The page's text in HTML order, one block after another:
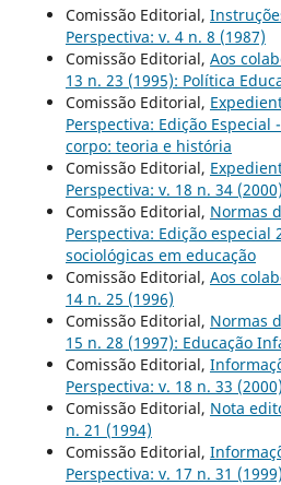
Comissão Editorial,
Perspectiva: v. 4 n. 8 (1987)
Comissão Editorial, Aos
13 n. 23 (1995): Política
Comissão Editorial,
Perspectiva: Edição Especial
corpo: teoria e história
Comissão Editorial,
Perspectiva: v. 18 n. 34
Comissão Editorial, Normas
Perspectiva: Edição especial
sociológicas em educação
Comissão Editorial, Aos
14 n. 25 (1996)
Comissão Editorial, Normas
15 n. 28 (1997): Educação
Comissão Editorial,
Perspectiva: v. 18 n. 33 (2000)
Comissão Editorial, Nota
n. 21 (1994)
Comissão Editorial,
Perspectiva: v. 17 n. 31 (1999)